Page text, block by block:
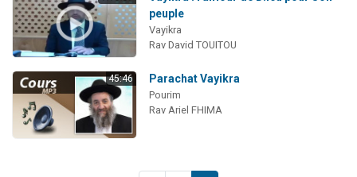
peuple
Vayikra
Rav David TOUITOU
45:46 Parachat Vayikra
Pourim
Rav Ariel FHIMA